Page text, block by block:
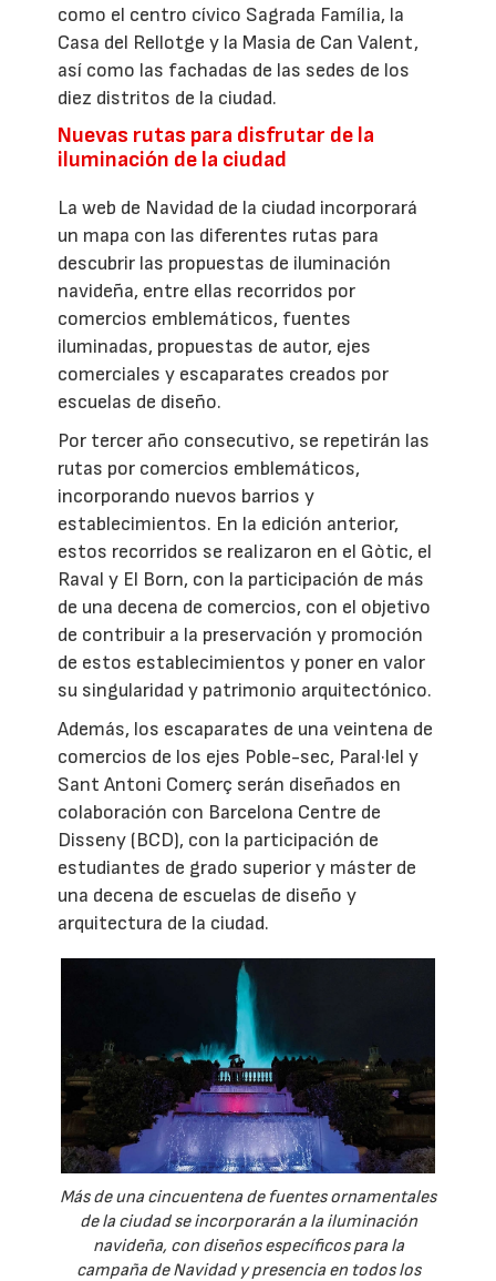
como el centro cívico Sagrada Família, la
Casa del Rellotge y la Masia de Can Valent,
así como las fachadas de las sedes de los
diez distritos de la ciudad.
Nuevas rutas para disfrutar de la
iluminación de la ciudad
La web de Navidad de la ciudad incorporará
un mapa con las diferentes rutas para
descubrir las propuestas de iluminación
navideña, entre ellas recorridos por
comercios emblemáticos, fuentes
iluminadas, propuestas de autor, ejes
comerciales y escaparates creados por
escuelas de diseño.
Por tercer año consecutivo, se repetirán las
rutas por comercios emblemáticos,
incorporando nuevos barrios y
establecimientos. En la edición anterior,
estos recorridos se realizaron en el Gòtic, el
Raval y El Born, con la participación de más
de una decena de comercios, con el objetivo
de contribuir a la preservación y promoción
de estos establecimientos y poner en valor
su singularidad y patrimonio arquitectónico.
Además, los escaparates de una veintena de
comercios de los ejes Poble-sec, Paral·lel y
Sant Antoni Comerç serán diseñados en
colaboración con Barcelona Centre de
Disseny (BCD), con la participación de
estudiantes de grado superior y máster de
una decena de escuelas de diseño y
arquitectura de la ciudad.
Más de una cincuentena de fuentes ornamentales
de la ciudad se incorporarán a la iluminación
navideña, con diseños específicos para la
campaña de Navidad y presencia en todos los